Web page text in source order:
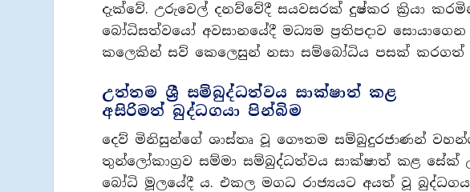
දැක්වේ. උරුවෙල් දනව්වේදී සයවසරක් දුෂ්කර ක්‍රියා
බෝධිසත්වයෝ අවසානයේදී මධ්‍යම ප්‍රතිපදාව
කලෙකින් සව් කෙලෙසුන් නසා සම්බෝධිය පසක් කරගත්
උත්තම ශ්‍රී සම්බුද්ධත්වය සාක්ෂාත් කළ
අසිරිමත් බුද්ධගයා පින්බිම
දෙව් මිනිසුන්ගේ ශාස්තෘ වූ ගෞතම සම්බුදුරජාණන්
තුන්ලෝකාග්‍රව සම්මා සම්බුද්ධත්වය සාක්ෂාත් කළ සේක්
බෝධි මූලයේදී ය. එකල මගධ රාජ්‍යයට අයත් වූ